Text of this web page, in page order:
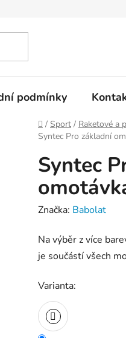
podmínky
Domů
/ Sport / Raketové a
Syntec Pro základní
Syntec
Značka: Babolat
Na výběr z více
je součástí všech
Varianta: